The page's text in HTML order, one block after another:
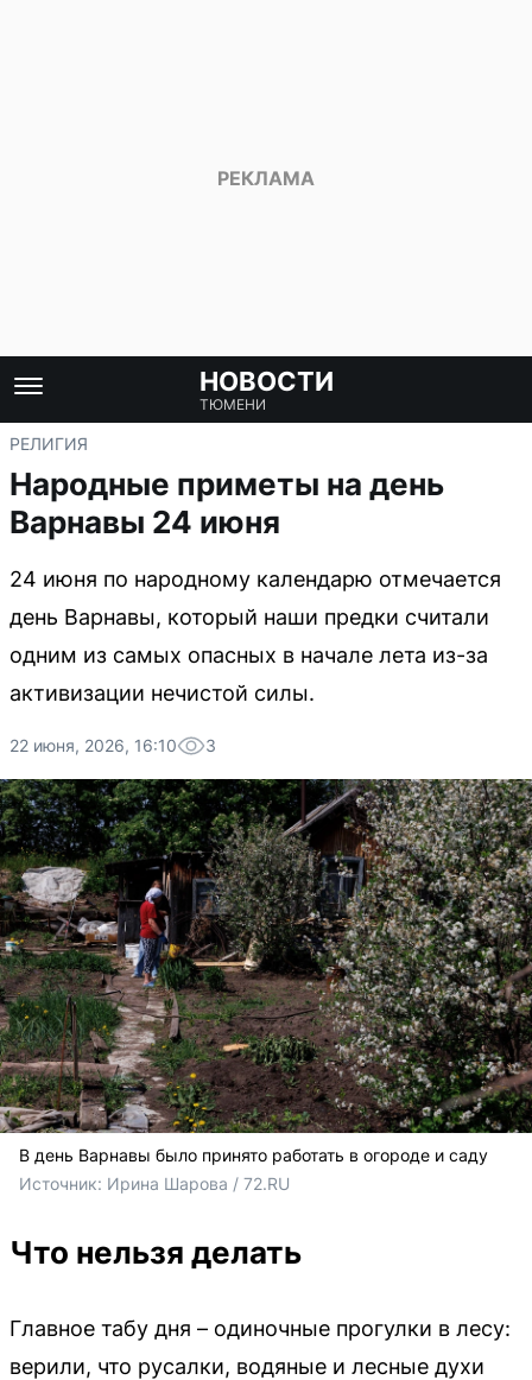
НОВОСТИ
ТЮМЕНИ
РЕЛИГИЯ
Народные приметы на день
Варнавы 24 июня
24 июня по народному календарю отмечается
день Варнавы, который наши предки считали
одним из самых опасных в начале лета из-за
активизации нечистой силы.
22 июня, 2026, 16:10 3
В день Варнавы было принято работать в огороде и саду
Источник: Ирина Шарова / 72.RU
Что нельзя делать
Главное табу дня – одиночные прогулки в лесу:
верили, что русалки, водяные и лесные духи